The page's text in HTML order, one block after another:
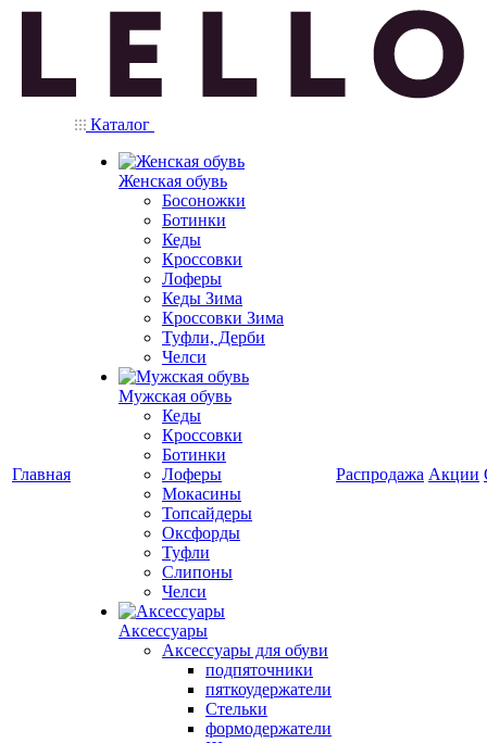
Главная
Каталог
Женская обувь
Босоножки
Ботинки
Кеды
Кроссовки
Лоферы
Кеды Зима
Кроссовки Зима
Туфли, Дерби
Челси
Мужская обувь
Кеды
Кроссовки
Ботинки
Лоферы
Мокасины
Топсайдеры
Оксфорды
Туфли
Слипоны
Челси
Аксессуары
Аксессуары для обуви
подпяточники
пяткоудержатели
Стельки
формодержатели
Распродажа Акции